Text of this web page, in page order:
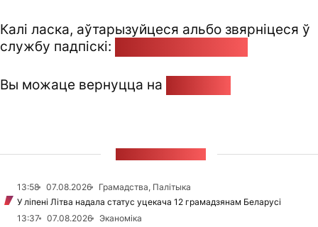
Калі ласка, аўтарызуйцеся альбо звярніцеся ў
службу падпіскі:
Вы можаце вернуцца на
13:58 07.08.2026
Грамадства, Палітыка
У ліпені Літва надала статус уцекача 12 грамадзянам Беларусі
13:37
07.08.2026
Эканоміка